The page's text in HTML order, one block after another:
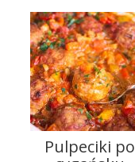
Pulpeciki po